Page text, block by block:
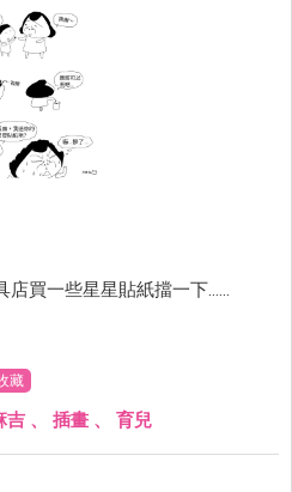
買一些星星貼紙擋一下……
藏
吉 、 插畫 、 育兒